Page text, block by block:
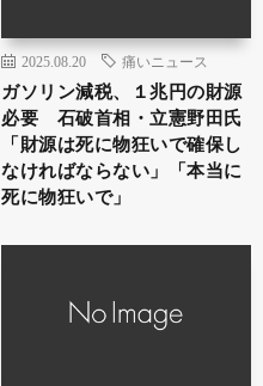
2025.08.20 痛いニュース
ガソリン減税、１兆円の財源
必要 石破首相・立憲野田氏
「財源は死に物狂いで確保し
なければならない」「本当に
死に物狂いで」